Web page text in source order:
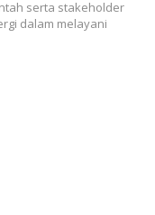
serta stakeholder
dalam melayani